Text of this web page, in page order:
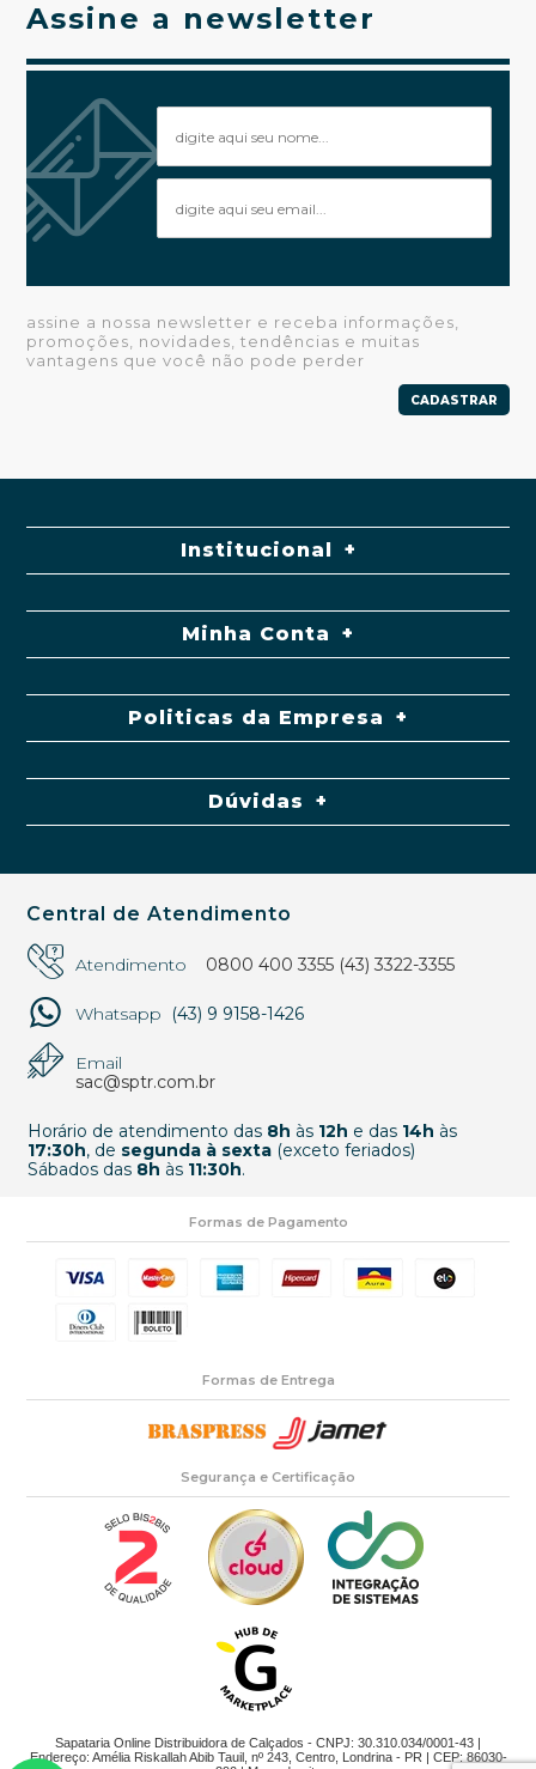
Assine a newsletter
assine a nossa newsletter e receba informações,
promoções, novidades, tendências e muitas
vantagens que você não pode perder
CADASTRAR
Institucional
Minha Conta
Politicas da Empresa
Dúvidas
Central de Atendimento
Atendimento 0800 400 3355 (43) 3322-3355
Whatsapp (43) 9 9158-1426
Email
sac@sptr.com.br
Horário de atendimento das 8h às 12h e das 14h às
17:30h, de segunda à sexta(exceto feriados)
Sábados das 8h às 11:30h.
Formas de Pagamento
Formas de Entrega
Segurança e Certificação
Sapataria Online Distribuidora de Calçados - CNPJ: 30.310.034/0001-43 |
Endereço: Amélia Riskallah Abib Tauil, nº 243, Centro, Londrina - PR | CEP: 86030-